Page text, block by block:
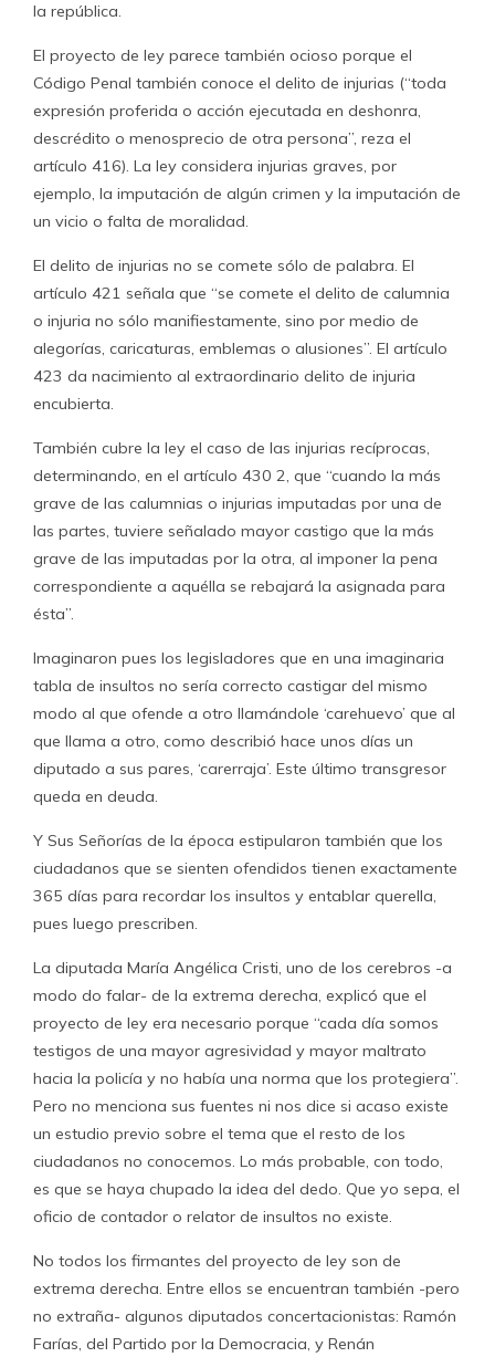
la república.
El proyecto de ley parece también ocioso porque el
Código Penal también conoce el delito de injurias (“toda
expresión proferida o acción ejecutada en deshonra,
descrédito o menosprecio de otra persona”, reza el
artículo 416). La ley considera injurias graves, por
ejemplo, la imputación de algún crimen y la imputación de
un vicio o falta de moralidad.
El delito de injurias no se comete sólo de palabra. El
artículo 421 señala que “se comete el delito de calumnia
o injuria no sólo manifiestamente, sino por medio de
alegorías, caricaturas, emblemas o alusiones”. El artículo
423 da nacimiento al extraordinario delito de injuria
encubierta.
También cubre la ley el caso de las injurias recíprocas,
determinando, en el artículo 430 2, que “cuando la más
grave de las calumnias o injurias imputadas por una de
las partes, tuviere señalado mayor castigo que la más
grave de las imputadas por la otra, al imponer la pena
correspondiente a aquélla se rebajará la asignada para
ésta”.
Imaginaron pues los legisladores que en una imaginaria
tabla de insultos no sería correcto castigar del mismo
modo al que ofende a otro llamándole ‘carehuevo’ que al
que llama a otro, como describió hace unos días un
diputado a sus pares, ‘carerraja’. Este último transgresor
queda en deuda.
Y Sus Señorías de la época estipularon también que los
ciudadanos que se sienten ofendidos tienen exactamente
365 días para recordar los insultos y entablar querella,
pues luego prescriben.
La diputada María Angélica Cristi, uno de los cerebros -a
modo do falar- de la extrema derecha, explicó que el
proyecto de ley era necesario porque “cada día somos
testigos de una mayor agresividad y mayor maltrato
hacia la policía y no había una norma que los protegiera”.
Pero no menciona sus fuentes ni nos dice si acaso existe
un estudio previo sobre el tema que el resto de los
ciudadanos no conocemos. Lo más probable, con todo,
es que se haya chupado la idea del dedo. Que yo sepa, el
oficio de contador o relator de insultos no existe.
No todos los firmantes del proyecto de ley son de
extrema derecha. Entre ellos se encuentran también -pero
no extraña- algunos diputados concertacionistas: Ramón
Farías, del Partido por la Democracia, y Renán